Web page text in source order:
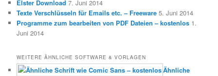
Elster Download 7. Juni 2014
Texte Verschlüsseln für Emails etc. – Freeware 5. Juni 2014
Programme zum bearbeiten von PDF Dateien – kostenlos 1.
Juni 2014
WEITERE ÄHNLICHE SOFTWARE & VORLAGEN
Ähnliche